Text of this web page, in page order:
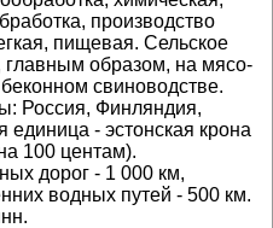
производство
пищевая. Сельское
главным образом, на мясо-
свиноводстве.
Россия, Финляндия,
- эстонская крона
100 центам).
дорог - 1 000 км,
водных путей - 500 км.